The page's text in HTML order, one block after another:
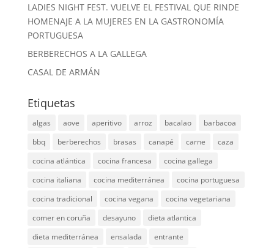
LADIES NIGHT FEST. VUELVE EL FESTIVAL QUE RINDE
HOMENAJE A LA MUJERES EN LA GASTRONOMÍA
PORTUGUESA
BERBERECHOS A LA GALLEGA
CASAL DE ARMÁN
Etiquetas
algas aove aperitivo arroz bacalao
barbacoa
bbq
berberechos brasas canapé carne
caza
cocina atlántica
cocina francesa
cocina gallega
cocina italiana
cocina mediterránea
cocina portuguesa
cocina tradicional
cocina vegana
cocina vegetariana
comer en coruña
desayuno
dieta atlantica
dieta mediterránea
ensalada
entrante